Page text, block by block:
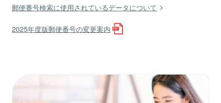
郵便番号検索に使用されているデータについて
2025年度版郵便番号の変更案内